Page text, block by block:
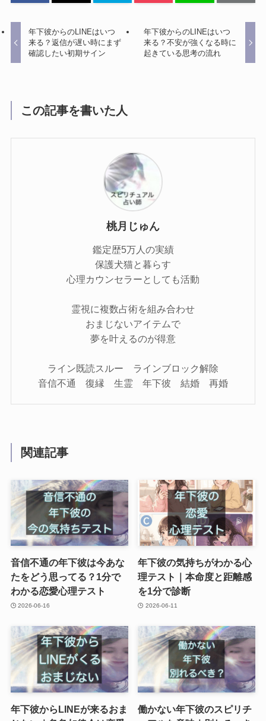
年下彼からのLINEはいつ
来る？返信が遅い時にまず
確認したい初期サイン
年下彼からのLINEはいつ
来る？不安が強くなる時に
起きている思考の流れ
この記事を書いた人
桃月じゅん
鑑定歴5万人の実績
保護犬猫と暮らす
心理カウンセラーとしても活動
霊視に複数占術を組み合わせ
おまじないアイテムで
夢を叶えるのが得意
ライン既読スルー ラインブロック解除
音信不通 復縁 生霊 年下彼 結婚 再婚
関連記事
音信不通の年下彼は今あな
たをどう思ってる？1分で
わかる恋愛心理テスト
2026-06-16
年下彼の気持ちがわかる心
理テスト｜本命度と距離感
を1分で診断
2026-06-11
年下彼からLINEが来るおま
働かない年下彼のスピリチ